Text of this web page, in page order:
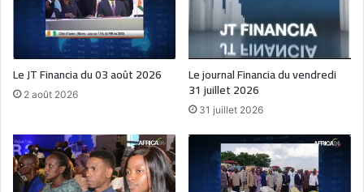
Le JT Financia du 03 août 2026
2 août 2026
Le journal Financia du vendredi
31 juillet 2026
31 juillet 2026